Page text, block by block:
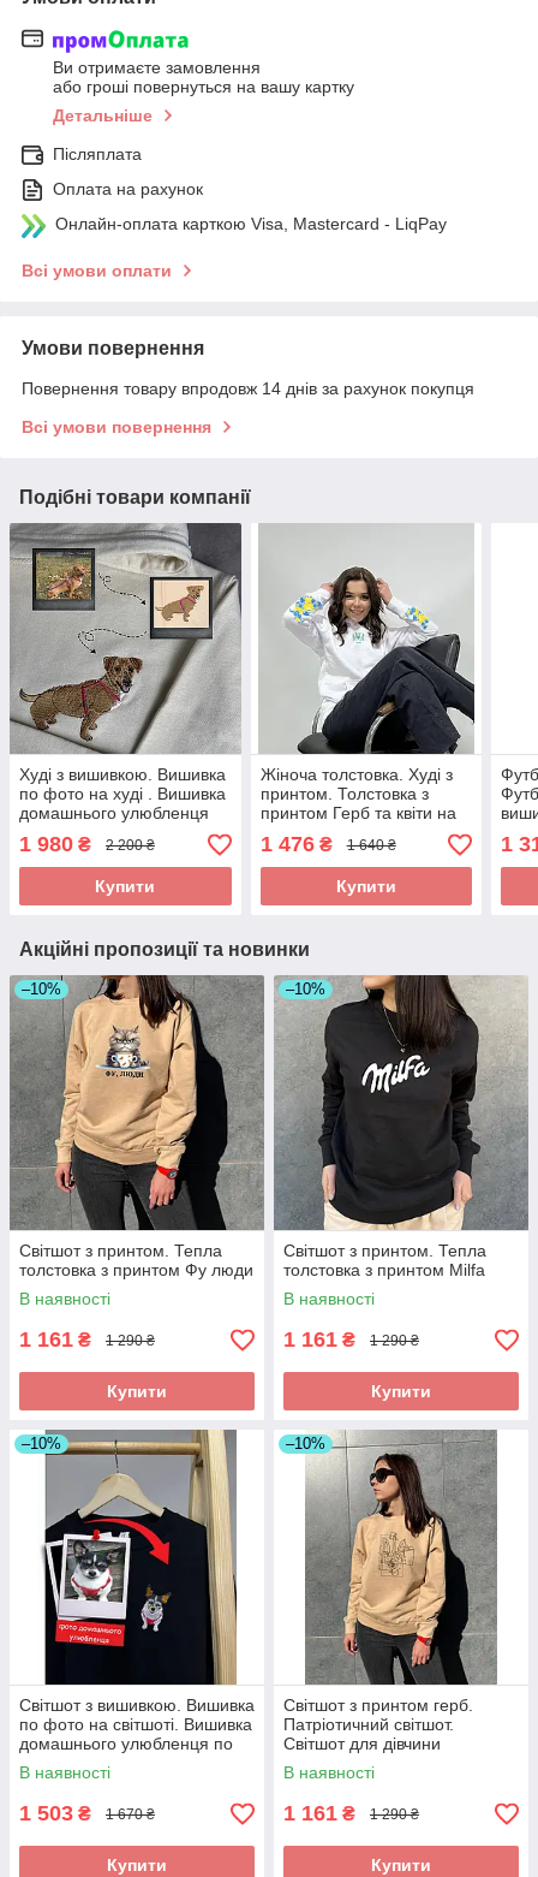
Ви отримаєте замовлення
або гроші повернуться на вашу картку
Детальніше
Післяплата
Оплата на рахунок
Онлайн-оплата карткою Visa, Mastercard - LiqPay
Всі умови оплати
Умови повернення
Повернення товару впродовж 14 днів за рахунок покупця
Всі умови повернення
Подібні товари компанії
Худі з вишивкою. Вишивка
по фото на худі . Вишивка
домашнього улюбленця
1 980 ₴ 2 200 ₴
Купити
Жіноча толстовка. Худі з
принтом. Толстовка з
принтом Герб та квіти на
рукавах. Друк на рукавах.
1 476₴ 1 640 ₴
Купити
1
Акційні пропозиції та новинки
–10%
Світшот з принтом. Тепла
толстовка з принтом Фу люди
В наявності
1 161 ₴ 1 290 ₴
Купити
–10%
Світшот з принтом. Тепла
толстовка з принтом Milfa
В наявності
1 161 ₴ 1 290 ₴
Купити
–10%
Світшот з вишивкою. Вишивка
по фото на світшоті. Вишивка
домашнього улюбленця по
фото
В наявності
1 503 ₴ 1 670 ₴
Купити
–10%
Світшот з принтом герб.
Патріотичний світшот.
Світшот для дівчини
В наявності
1 161 ₴ 1 290 ₴
Купити